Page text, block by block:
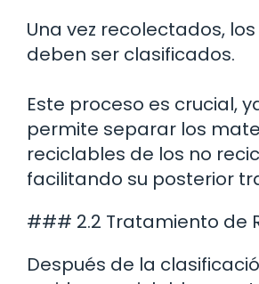
Una vez recolectados,
deben ser clasificados.
Este proceso es crucial,
permite separar los
reciclables de los no
facilitando su posterior
### 2.2 Tratamiento de
Después de la